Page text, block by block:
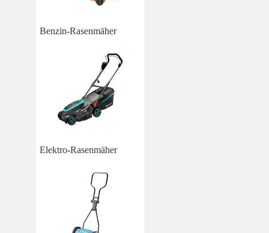
Benzin-Rasenmäher
Elektro-Rasenmäher